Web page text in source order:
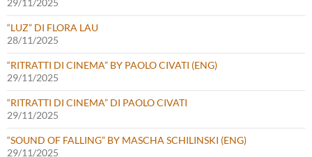
29/11/2025
“LUZ” DI FLORA LAU
28/11/2025
“RITRATTI DI CINEMA” BY PAOLO CIVATI (ENG)
29/11/2025
“RITRATTI DI CINEMA” DI PAOLO CIVATI
29/11/2025
“SOUND OF FALLING” BY MASCHA SCHILINSKI (ENG)
29/11/2025